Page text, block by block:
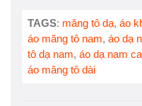
TAGS: măng tô dạ, áo
áo măng tô nam, áo dạ
tô dạ nam, áo dạ nam
áo măng tô dài